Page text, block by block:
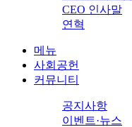
CEO 인사말
연혁
메뉴
사회공헌
커뮤니티
공지사항
이벤트·뉴스